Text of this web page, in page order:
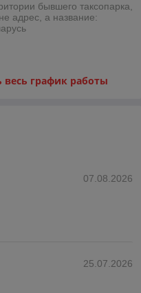
бывшего таксопарка,
адрес, а название:
весь график работы
07.08.2026
25.07.2026